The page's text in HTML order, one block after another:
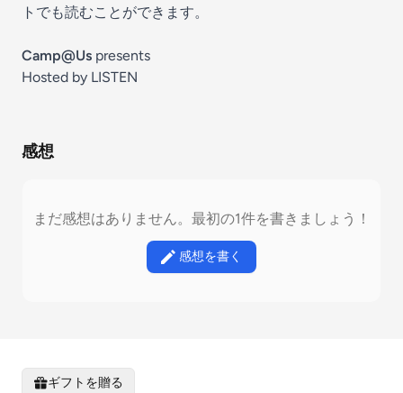
トでも読むことができます。
Camp@Us presents
Hosted by LISTEN
感想
まだ感想はありません。最初の1件を書きましょう！
感想を書く
ギフトを贈る